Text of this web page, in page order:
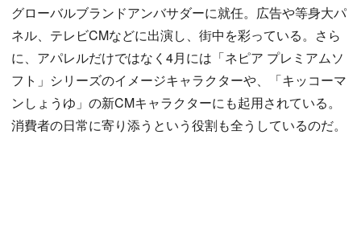
グローバルブランドアンバサダーに就任。広告や等身大パ
ネル、テレビCMなどに出演し、街中を彩っている。さら
に、アパレルだけではなく4月には「ネピア プレミアムソ
フト」シリーズのイメージキャラクターや、「キッコーマ
ンしょうゆ」の新CMキャラクターにも起用されている。
消費者の日常に寄り添うという役割も全うしているのだ。